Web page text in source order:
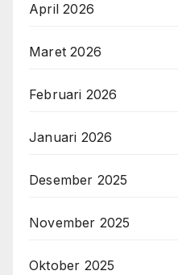
April 2026
Maret 2026
Februari 2026
Januari 2026
Desember 2025
November 2025
Oktober 2025